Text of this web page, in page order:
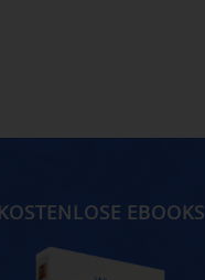
KOSTENLOSE EBOOKS